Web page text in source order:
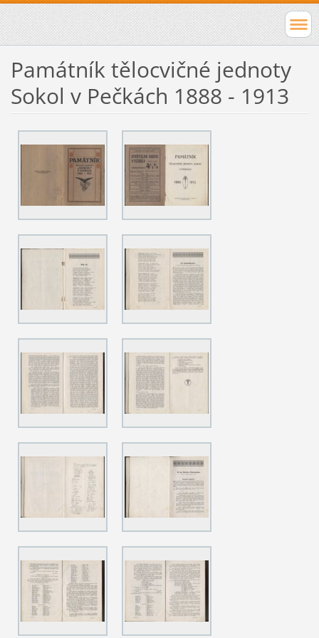
Památník tělocvičné jednoty
Sokol v Pečkách 1888 - 1913